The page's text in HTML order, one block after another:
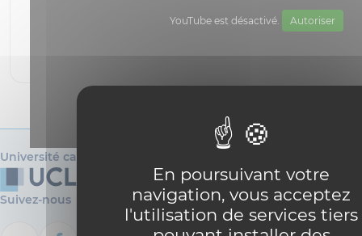
En poursuivant votre
navigation, vous acceptez
l'utilisation de services tiers
YouTube est désactivé. Autoriser
Université catholique de Louvain
Suivez-nous